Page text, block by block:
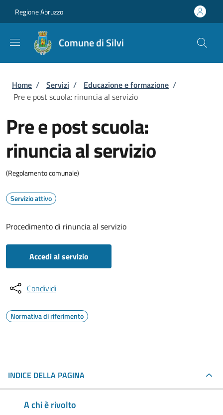
Regione Abruzzo
Comune di Silvi
Briciole di pane
Home / Servizi / Educazione e formazione /
Pre e post scuola: rinuncia al servizio
Pre e post scuola:
rinuncia al servizio
(Regolamento comunale)
Servizio attivo
Procedimento di rinuncia al servizio
Accedi al servizio
Condividi
Normativa di riferimento
INDICE DELLA PAGINA
A chi è rivolto